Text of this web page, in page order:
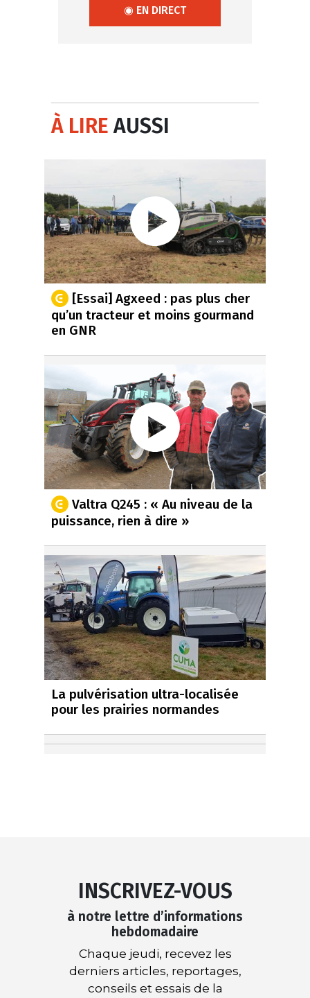
◉ EN DIRECT
À LIREAUSSI
[Essai] Agxeed : pas plus cher
qu’un tracteur et moins gourmand
en GNR
Valtra Q245 : « Au niveau de la
puissance, rien à dire »
La pulvérisation ultra-localisée
pour les prairies normandes
INSCRIVEZ-VOUS
à notre lettre d’informations
hebdomadaire
Chaque jeudi, recevez les
derniers articles, reportages,
conseils et essais de la